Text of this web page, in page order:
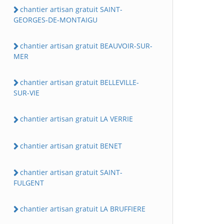
chantier artisan gratuit SAINT-
GEORGES-DE-MONTAIGU
chantier artisan gratuit BEAUVOIR-SUR-
MER
chantier artisan gratuit BELLEVILLE-
SUR-VIE
chantier artisan gratuit LA VERRIE
chantier artisan gratuit BENET
chantier artisan gratuit SAINT-
FULGENT
chantier artisan gratuit LA BRUFFIERE